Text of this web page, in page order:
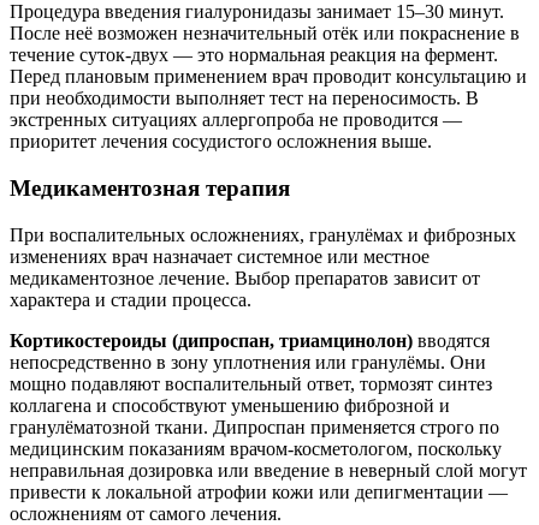
Процедура введения гиалуронидазы занимает 15–30 минут.
После неё возможен незначительный отёк или покраснение в
течение суток-двух — это нормальная реакция на фермент.
Перед плановым применением врач проводит консультацию и
при необходимости выполняет тест на переносимость. В
экстренных ситуациях аллергопроба не проводится —
приоритет лечения сосудистого осложнения выше.
Медикаментозная терапия
При воспалительных осложнениях, гранулёмах и фиброзных
изменениях врач назначает системное или местное
медикаментозное лечение. Выбор препаратов зависит от
характера и стадии процесса.
Кортикостероиды (дипроспан, триамцинолон) вводятся
непосредственно в зону уплотнения или гранулёмы. Они
мощно подавляют воспалительный ответ, тормозят синтез
коллагена и способствуют уменьшению фиброзной и
гранулёматозной ткани. Дипроспан применяется строго по
медицинским показаниям врачом-косметологом, поскольку
неправильная дозировка или введение в неверный слой могут
привести к локальной атрофии кожи или депигментации —
осложнениям от самого лечения.